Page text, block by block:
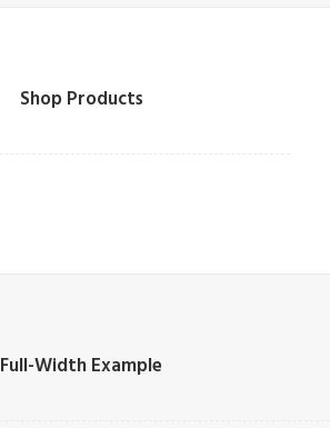
Shop Products
Full-Width Example